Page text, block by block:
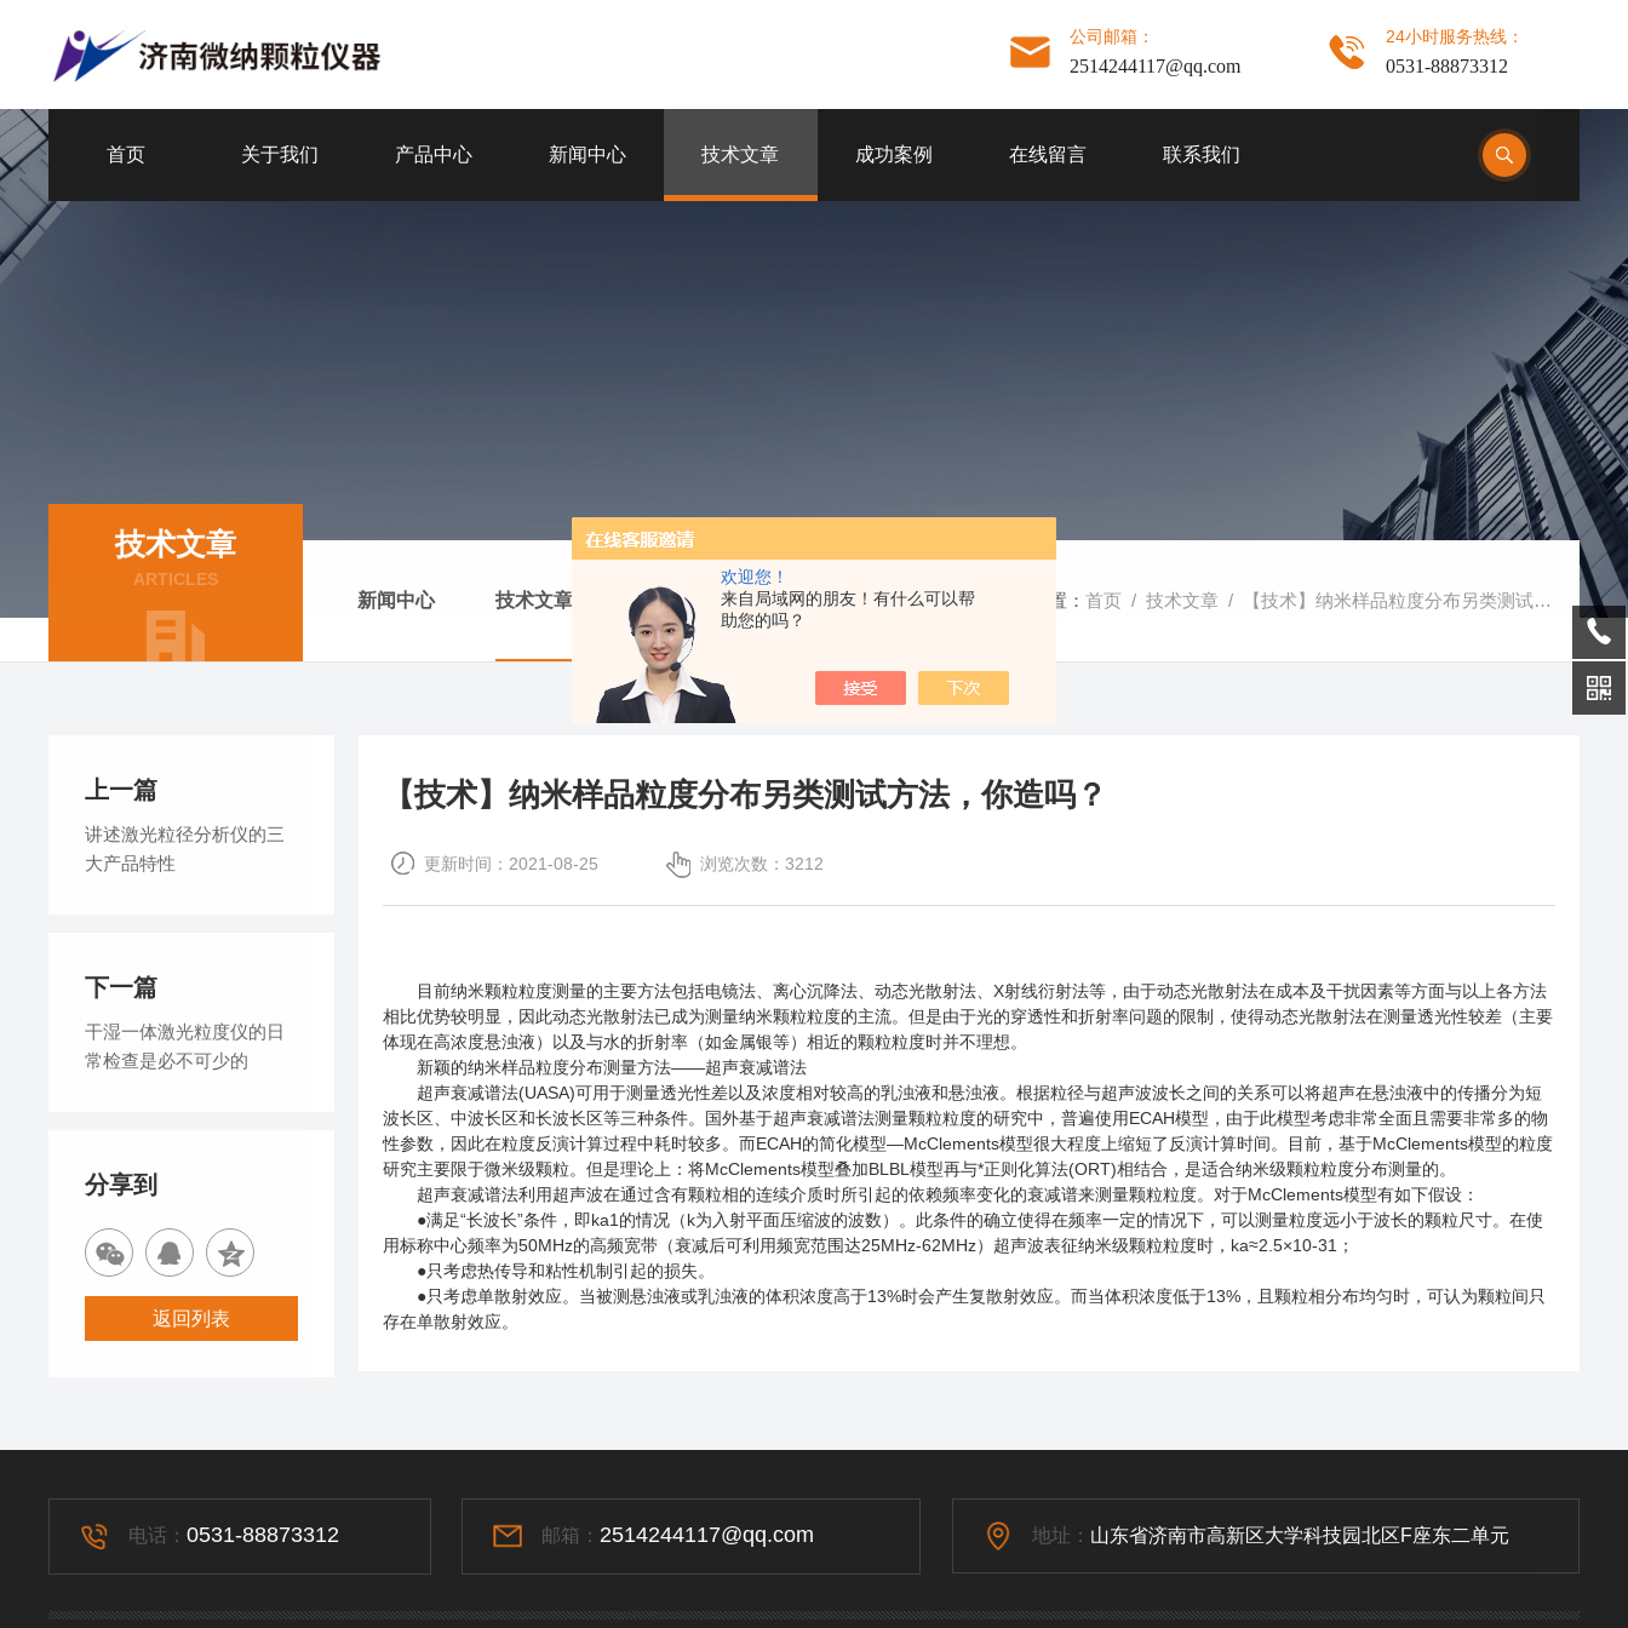
欢迎您！
来自局域网的朋友！有什么可以帮
助您的吗？
公司邮箱：
2514244117@qq.com
24小时服务热线：
0531-88873312
首页 关于我们 产品中心 新闻中心 技术文章 成功案例 在线留言 联系我们
技术文章
ARTICLES
新闻中心 技术文章 当前位置： 首页 / 技术文章 / 【技术】纳米样品粒度分布另类测试方法，你造吗？
【技术】纳米样品粒度分布另类测试方法，你造吗？
更新时间：2021-08-25 浏览次数：3212
目前纳米颗粒粒度测量的主要方法包括电镜法、离心沉降法、动态光散射法、X射线衍射法等，由于动态光散射法在成本及干扰因素等方面与以上各方法
相比优势较明显，因此动态光散射法已成为测量纳米颗粒粒度的主流。但是由于光的穿透性和折射率问题的限制，使得动态光散射法在测量透光性较差（主要
体现在高浓度悬浊液）以及与水的折射率（如金属银等）相近的颗粒粒度时并不理想。
新颖的纳米样品粒度分布测量方法——超声衰减谱法
超声衰减谱法(UASA)可用于测量透光性差以及浓度相对较高的乳浊液和悬浊液。根据粒径与超声波波长之间的关系可以将超声在悬浊液中的传播分为短
波长区、中波长区和长波长区等三种条件。国外基于超声衰减谱法测量颗粒粒度的研究中，普遍使用ECAH模型，由于此模型考虑非常全面且需要非常多的物
性参数，因此在粒度反演计算过程中耗时较多。而ECAH的简化模型—McClements模型很大程度上缩短了反演计算时间。目前，基于McClements模型的粒度
研究主要限于微米级颗粒。但是理论上：将McClements模型叠加BLBL模型再与*正则化算法(ORT)相结合，是适合纳米级颗粒粒度分布测量的。
超声衰减谱法利用超声波在通过含有颗粒相的连续介质时所引起的依赖频率变化的衰减谱来测量颗粒粒度。对于McClements模型有如下假设：
●满足“长波长”条件，即ka1的情况（k为入射平面压缩波的波数）。此条件的确立使得在频率一定的情况下，可以测量粒度远小于波长的颗粒尺寸。在使
用标称中心频率为50MHz的高频宽带（衰减后可利用频宽范围达25MHz-62MHz）超声波表征纳米级颗粒粒度时，ka≈2.5×10-31；
●只考虑热传导和粘性机制引起的损失。
●只考虑单散射效应。当被测悬浊液或乳浊液的体积浓度高于13%时会产生复散射效应。而当体积浓度低于13%，且颗粒相分布均匀时，可认为颗粒间只
存在单散射效应。
上一篇
讲述激光粒径分析仪的三
大产品特性
下一篇
干湿一体激光粒度仪的日
常检查是必不可少的
分享到
返回列表
电话：0531-88873312 邮箱： 2514244117@qq.com 地址： 山东省济南市高新区大学科技园北区F座东二单元